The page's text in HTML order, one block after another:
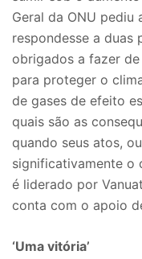
Geral da ONU pediu
respondesse a duas
obrigados a fazer
para proteger o
de gases de efeito
quais são as
quando seus atos,
significativamente o
é liderado por
conta com o apoio
‘Uma vitória’